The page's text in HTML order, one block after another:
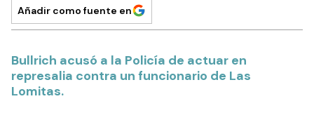
Añadir como fuente en
Bullrich acusó a la Policía de actuar en
represalia contra un funcionario de Las
Lomitas.